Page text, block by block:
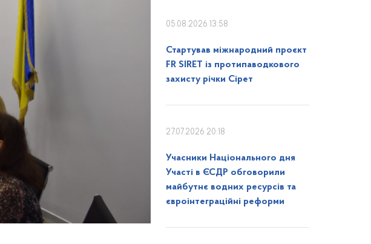
05.08.2026 13:58
Стартував міжнародний проєкт
FR SIRET із протипаводкового
захисту річки Сірет
27.07.2026 20:18
Учасники Національного дня
Участі в ЄСДР обговорили
майбутнє водних ресурсів та
євроінтеграційні реформи